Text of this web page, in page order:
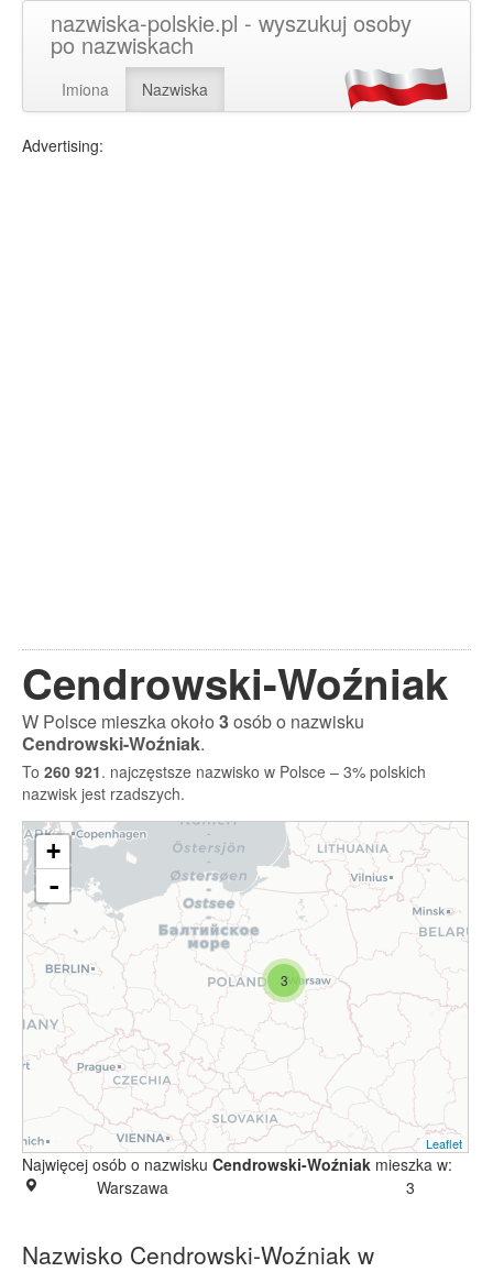
nazwiska-polskie.pl - wyszukuj osoby
po nazwiskach
Imiona Nazwiska
Advertising:
Cendrowski-Woźniak
W Polsce mieszka około3osób o nazwisku
Cendrowski-Woźniak.
To 260 921. najczęstsze nazwisko w Polsce – 3% polskich
nazwisk jest rzadszych.
3
+
-
Leaflet
Najwięcej osób o nazwisku Cendrowski-Woźniak mieszka w:
Warszawa
3
Nazwisko Cendrowski-Woźniak w